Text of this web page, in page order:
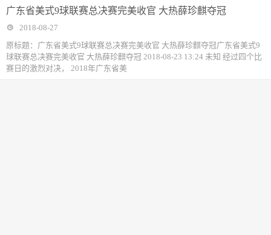
广东省美式9球联赛总决赛完美收官 大热薛珍麒夺冠
2018-08-27
原标题：广东省美式9球联赛总决赛完美收官 大热薛珍麒夺冠广东省美式9
球联赛总决赛完美收官 大热薛珍麒夺冠 2018-08-23 13:24 未知 经过四个比
赛日的激烈对决， 2018年广东省美